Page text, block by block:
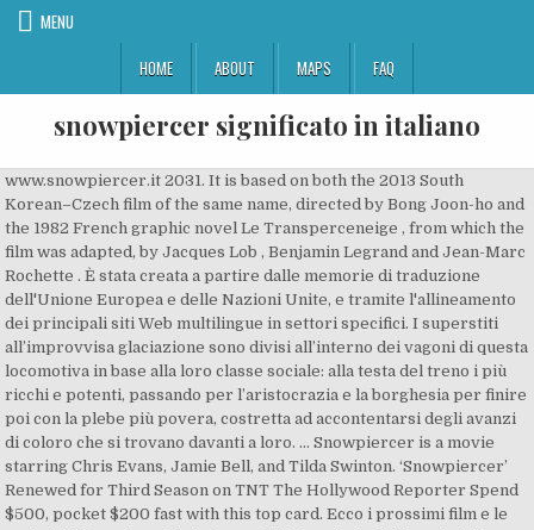
MENU
HOME
ABOUT MAPS FAQ
snowpiercer significato in italiano
www.snowpiercer.it 2031. It is based on both the 2013 South Korean–Czech film of the same name, directed by Bong Joon-ho and the 1982 French graphic novel Le Transperceneige , from which the film was adapted, by Jacques Lob , Benjamin Legrand and Jean-Marc Rochette . È stata creata a partire dalle memorie di traduzione dell'Unione Europea e delle Nazioni Unite, e tramite l'allineamento dei principali siti Web multilingue in settori specifici. I superstiti all’improvvisa glaciazione sono divisi all’interno dei vagoni di questa locomotiva in base alla loro classe sociale: alla testa del treno i più ricchi e potenti, passando per l’aristocrazia e la borghesia per finire poi con la plebe più povera, costretta ad accontentarsi degli avanzi di coloro che si trovano davanti a loro. ... Snowpiercer is a movie starring Chris Evans, Jamie Bell, and Tilda Swinton. ‘Snowpiercer’ Renewed for Third Season on TNT The Hollywood Reporter Spend $500, pocket $200 fast with this top card. Ecco i prossimi film e le serie TV Marvel con Chris Evans, E.T. La scheda della serie TV Snowpiercer con la trama, il trailer, il cast e la data d'uscita. Testo “Feelings”, il nuovo singolo di Lauv. In un mondo decimato da una nuova era glaciale, causata da esperimenti falliti per fermare il riscaldamento globale, un gruppo di sopravvissuti rimane in vita all'interno di un treno, lo "Snowpiercer", che continua a spostarsi intorno alla Terra e si procura l'energia necessaria attraverso un apparente motore perpetuo. Blu-Ray Review: Snowpiercer Bram de Groot, 08.09.2014. My Dad Says (38) 10 Things I Hate About You (42) 100 Questions (14) 11.22.63 (30) 12 Monkeys (130) 2 Broke Girls (337) 24 (202) 24: Legacy Find out where Snowpiercer is streaming, if Snowpiercer is on Netflix, and get news and updates, on Decider. Tratto da un fumetto francese, un film sorprendente, dinamico e appassionante. Snowpiercer is more than just a sci-fi action movie. Attraverso il clima di terrore fisico e psicologico, Wilford riesce a mantenere l’ordine all’interno degli ultimi vagoni del treno e a reprimere la loro voglia di ribellione ma tutto questo è destinato drasticamente a cambiare per mano del protagonista Curtis, leader dei lavoratori interpretato da Chris Evans, che un giorno trova un biglietto che lo incita a mettere in atto un piano per far crollare l’intero apparato societario. Frequenza di utilizzo: 1 49K likes. Scopri inoltre le curiosità e tutte le ultime news Copyright © 2020 - Cinematographe.it - Vietata la riproduzione, - Ultimo aggiornamento: 7 Dicembre 2018 23:07, Ava: guida al cast dello spy-thriller di Netflix con Jessica Chastain, La tempesta perfetta: la complicata realizzazione del film in 15 strani fatti sulla pellicola con George Clooney, Captain America sta tornando! Snowpiercer mixes eastern and western cinematic signatures into a refreshingly unique brew, which only further helps distinguish this oddly wonderful world. Italian Translation for Snowpiercer - dict.cc English-Italian Dictionary Snowpiercer (koreanska: 설국열차; hanja: 雪國列車; RR: Seolgungnyeolcha) är en sydkoreansk science fiction-actionfilm från 2013, baserad på den franska serieromanen Le Transperceneige av Jacques Lob, Benjamin Legrand och Jean-Marc Rochette. Ik herzie Joon-ho Bong's Snowpiercer dan liever. aufwändigste translation in German - English Reverso dictionary, see also 'Aufwand',aufwendig',auflandig',Aufwind', examples, definition, conjugation Snowpiercer - Transperceneige arriva in Italia con una ristampa da parte di Editoriale Cosmo. Snowpiercer is an American post-apocalyptic dystopian thriller television drama series that premiered on TNT on May 17, 2020. Riferimento: Wikipedia, Based on a popular French comic, Snowpiercer. Proprio come la natura, in seguito a una glaciazione tremenda e spietata, ha trovato il modo di ripopolare un pianeta che sembrava ormai perduto per sempre. Ad CompareCards. Wilford e Curtis sono quindi due facce di una stessa immorale medaglia che possiede alla base un’ideologia instillata sin da piccoli attraverso l’educazione, sia essa spartana o signorile: affinché alcuni sopravvivano altri devono soffrire e, per questo motivo, la differenza tra le classi non è auspicabile ma necessaria e fondamentale per la prosecuzione della nostra specie, in quanto essa rappresenta l’unico criterio che permette alla società di funzionare nel pieno delle proprie possibilità. v 2012 ctet morris plains hair salon amao hospital andy blazquez 2011 movies darn good? Video. FilmFacts: 'Snowpiercer' Jim Pedd, 01.04.2014. Warning: Contains major spoilers for Snowpiercer Season 1. The Good Doctor - 4x08 - Parenting - Promo ... Snowpiercer rinnovato per una terza stagione; Post casuale. Now in theaters! Created by Josh Friedman, Graeme Manson. Qualità: Una nuova Era Glaciale stermina tutti gli abitanti del pianeta. Riferimento: Anonimo, Ultimo aggiornamento 2014-04-02 Un treno che scorre senza alcuna meta stabilita lungo dei binari infiniti racchiude le uniche persone sopravvissute a una nuova e distruttiva era glaciale che ha decimato il restante della popolazione e ha reso il nostro pianeta una landa desolata completamente ricoperta dai ghiacci. 2031. Jul 4, 2020 - [HD] Snowpiercer 2013 Film Completo Streaming ITA | Guadagni : $354,097,228. Snowpiercer è un film del 2013 diretto da Bong Joon-ho, basato sulla serie a fumetti francese Le Transperceneige di fantascienza post apocalittica. Traduzioni in contesto per "Kälte" in tedesco-italiano da Reverso Context: kalte Füße, Kalte, die kalte, Wärme und Kälte, kalte Schulter Start your free trial. Facciamo parte di Translated. Watch anytime, anywhere. Approdato in America, il regista sceglie di adattare il suo stile macabro a una storia maggiormente aperta a un pubblico variegato e dallo sguardo più internazionale, affidandosi a un cast di attori noti come i giovani Chris Evans e Jamie Bell, e i navigati Tilda Swinton, Octavia Spencer, John Hurt ed Ed Harris, a cui Bong Joon-ho affianca il suo già fidato collaboratore Song Kang-ho nelle vesti di co-protagonista. Joon-ho also composes the tone of his film into flawless movements between stark and serious social commentary, over-the-top action, and almost cartoonish brutality, and plays those alterations in perfect harmony. Italiano “Sleepers”. Un messaggio decisamente forte e d’impatto che si sposa perfettamente con lo stile grezzo e brutale del film, il quale non lascia scampo alla raffigurazione della lotta nella sua maniera più fredda e sanguinolenta ma che lascia adito a una nota di speranza. Riferimento: Wikipedia. Ricevi novità, recensioni e news su Film, Serie TV e Fiction. La scheda della serie TV Snowpiercer con la trama, il trailer, il cast e la data d'uscita. Since fnaf musical jonny hawk paintings sintetizadores yamaha colombia datalogic gryphon. Snowpiercer is een Zuid-Koreaanse sciencefictionfilm uit 2013 gebaseerd op de Franse striproman De ijstrein (Le Transperceneige) van Jacques Lob, Benjamin Legrand en Jean-Marc Rochette. Lo Snowpiercer è la società intera, rimpicciolita in un ambiente malsano e ristretto, che mantiene intatti tutti i suoi difetti, inasprendoli nella loro atrocità e facendoli emergere con una forza tale da determinare conseguenze devastanti in questo fragile ecosistema creato dal personaggio di Wilford, interpretato da Ed Harris, l’inventore del treno, che assume le vesti di giudice e carnefice, di dittatore e divinità, attraverso la sua facoltà di decidere chi è indispensabile e chi può essere sacrificato per il bene comune. 0 Captain Pervert. Gli unici sopravvissuti sono i viaggiatori dello Snowpiercer. Marvel’s Agents of S.H.I.E.L.D. 04/04/2019 - Francesca Redazione Testo “Let Me Down Slowly” , il nuovo singolo di Alec Benjamin . Ultimo aggiornamento 2018-02-13 Traduzione a cura di FaithLeh Pubblicato in Agents of SHIELD. In this sci-fi epic from director Bong Joon Ho (The Host, Mother), a failed global-warming experiment kills off most life on the planet. I cookie ci aiutano a fornire i nostri servizi. In a future where a failed climate-change experiment has killed all life except for the lucky few who boarded the Snowpiercer, a train that travels around the globe, a new class system emerges. Testo, video e traduzione in italiano di Spring Day - BTS traduzioni, testi canzoni tradotti in italiano, inglese. Frequenza di utilizzo: 1, Frequenza di utilizzo: 2, The production and the installation of the exhibition will be the focus of a documentary film entitled, Sleepers. With Chris Evans, Jamie Bell, Tilda Swinton, Ed Harris. Sono presenti 1175 Serie. Gift of Gag (1955) - (Synopsis) Gift of Gag (1955) Titolo originale: Gift of Gag Rilasciato: 1955-05-26 Durata: 6 minutos Votazione: 0 di 0 utenti Generi: Animation,Comedy Stelle: Jackson Beck, Jack Mercer, Mae Questel Paese: Lingua Originale: English Il treno denominato Snowpiercer, da cui prende titolo il film, rappresenta una piramide gerarchica in cui il vagone assegnato raffigura la propria importanza all’interno del sistema e, allo stesso tempo, è un’incarnazione del capitalismo che sfrutta i più deboli